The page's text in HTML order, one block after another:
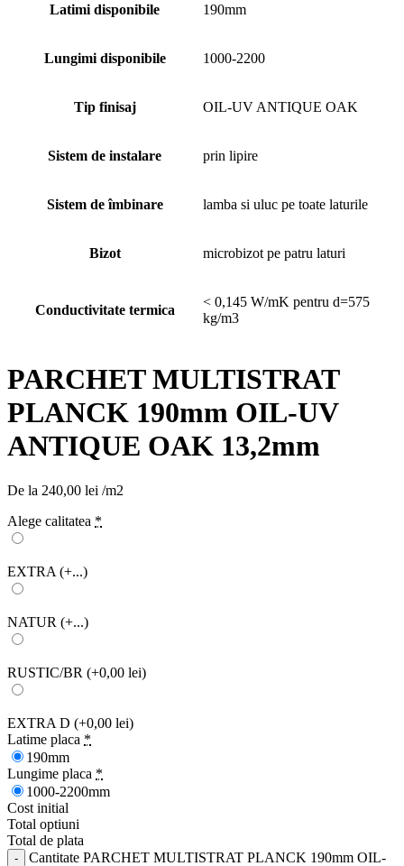
Latimi disponibile 190mm
Lungimi disponibile 1000-2200
Tip finisaj OIL-UV ANTIQUE OAK
Sistem de instalare prin lipire
Sistem de îmbinare lamba si uluc pe toate laturile
Bizot microbizot pe patru laturi
Conductivitate termica
< 0,145 W/mK pentru d=575
kg/m3
PARCHET MULTISTRAT
PLANCK 190mm OIL-UV
ANTIQUE OAK 13,2mm
De la 240,00 lei /m2
Alege calitatea *
EXTRA (+...)
NATUR (+...)
RUSTIC/BR (+0,00 lei)
EXTRA D (+0,00 lei)
Latime placa *
190mm
Lungime placa *
1000-2200mm
Cost initial
Total optiuni
Total de plata
Cantitate PARCHET MULTISTRAT PLANCK 190mm OIL-